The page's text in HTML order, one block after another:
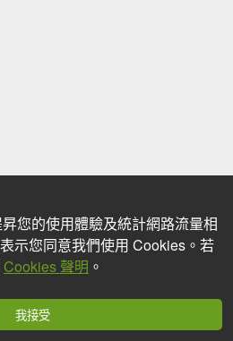
您的使用體驗及統計網路流量相
示您同意我們使用 Cookies。若
Cookies 聲明 。
我接受